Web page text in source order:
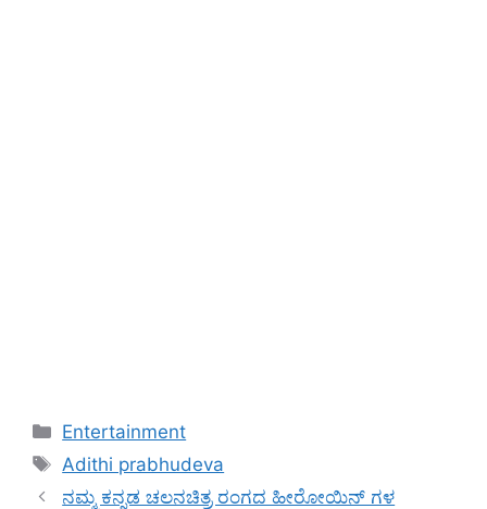
Categories
Entertainment
Tags
Adithi prabhudeva
ನಮ್ಮ ಕನ್ನಡ ಚಲನಚಿತ್ರ ರಂಗದ ಹೀರೋಯಿನ್ ಗಳ